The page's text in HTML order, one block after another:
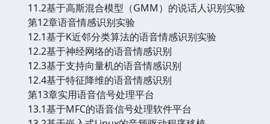
11.2基于高斯混合模型（GMM）的说话人识别实验
第12章语音情感识别实验
12.1基于K近邻分类算法的语音情感识别实验
12.2基于神经网络的语音情感识别
12.3基于支持向量机的语音情感识别
12.4基于特征降维的语音情感识别
第13章实用语音信号处理平台
13.1基于MFC的语音信号处理软件平台